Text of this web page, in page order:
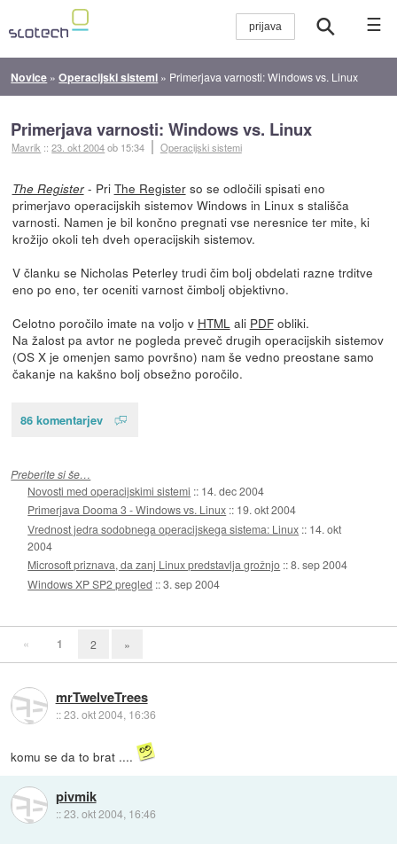
☰
Novice »Operacijski sistemi » Primerjava varnosti: Windows vs. Linux
Primerjava varnosti: Windows vs. Linux
Mavrik ::23. okt 2004ob 15:34 Operacijski sistemi
The Register- Pri The Registerso se odločili spisati eno
primerjavo operacijskih sistemov Windows in Linux s stališča
varnosti. Namen je bil končno pregnati vse neresnice ter mite, ki
krožijo okoli teh dveh operacijskih sistemov.
V članku se Nicholas Peterley trudi čim bolj obdelati razne trditve
eno po eno, ter oceniti varnost čimbolj objektivno.
Celotno poročilo imate na voljo v HTML ali PDFobliki.
Na žalost pa avtor ne pogleda preveč drugih operacijskih sistemov
(OS X je omenjen samo površno) nam še vedno preostane samo
čakanje na kakšno bolj obsežno poročilo.
86 komentarjev
Preberite si še…
Novosti med operacijskimi sistemi :: 14. dec 2004
Primerjava Dooma 3 - Windows vs. Linux :: 19. okt 2004
Vrednost jedra sodobnega operacijskega sistema: Linux :: 14. okt
2004
Microsoft priznava, da zanj Linux predstavlja grožnjo ::8. sep 2004
Windows XP SP2 pregled ::3. sep 2004
« 1 2 »
mrTwelveTrees
::23. okt 2004, 16:36
komu se da to brat ....
pivmik
::23. okt 2004, 16:46